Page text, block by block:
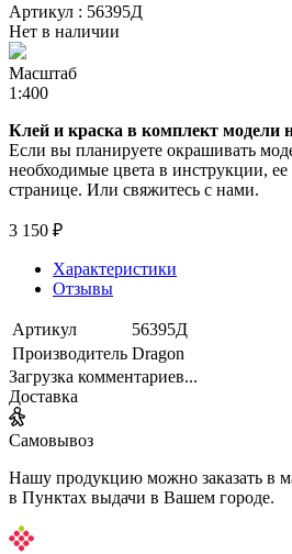
Артикул : 56395Д
Нет в наличии
Масштаб
1:400
Клей и краска в комплект модели
Если вы планируете окрашивать
необходимые цвета в инструкции,
странице. Или свяжитесь с нами.
3 150 ₽
Характеристики
Отзывы
Артикул
56395Д
Производитель Dragon
Загрузка комментариев...
Доставка
Самовывоз
Нашу продукцию можно заказать в
в Пунктах выдачи в Вашем городе.